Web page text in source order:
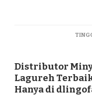
Distributor
Lagureh
Hanya di